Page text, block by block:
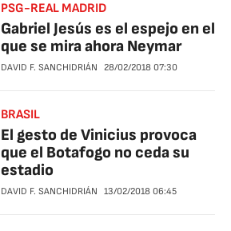
PSG-REAL MADRID
Gabriel Jesús es el espejo en el
que se mira ahora Neymar
DAVID F. SANCHIDRIÁN 28/02/2018 07:30
BRASIL
El gesto de Vinicius provoca
que el Botafogo no ceda su
estadio
DAVID F. SANCHIDRIÁN 13/02/2018 06:45